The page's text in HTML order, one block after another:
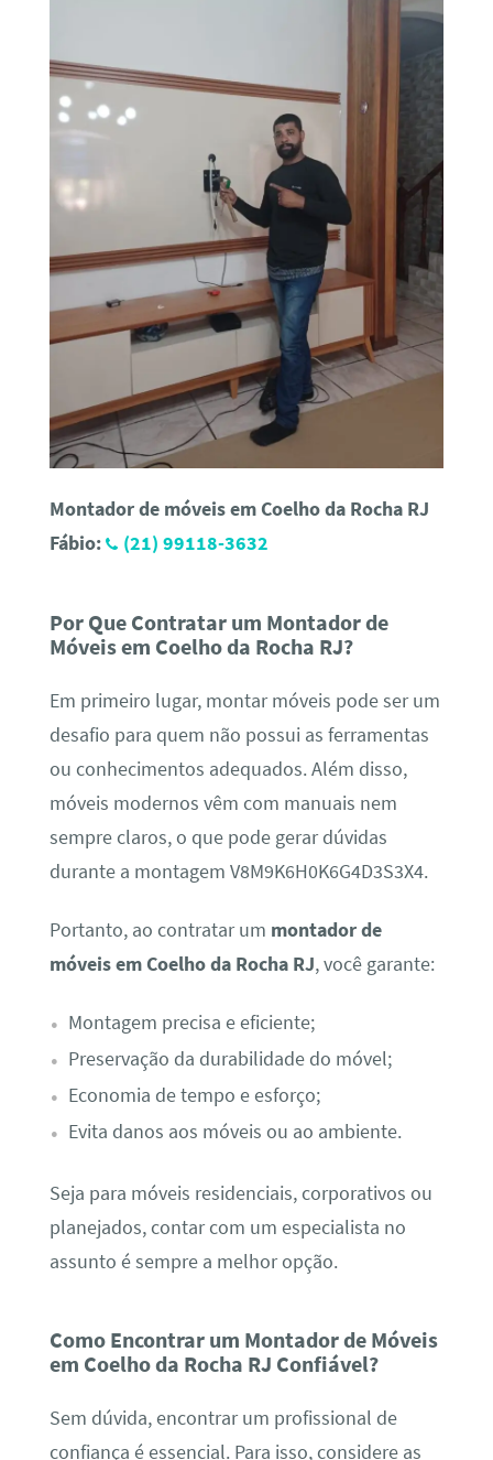
Montador de móveis em Coelho da Rocha RJ
Fábio:
(21) 99118-3632
Por Que Contratar um Montador de
Móveis em Coelho da Rocha RJ?
Em primeiro lugar, montar móveis pode ser um
desafio para quem não possui as ferramentas
ou conhecimentos adequados. Além disso,
móveis modernos vêm com manuais nem
sempre claros, o que pode gerar dúvidas
durante a montagem V8M9K6H0K6G4D3S3X4.
Portanto, ao contratar um montador de
móveis em Coelho da Rocha RJ, você garante:
Montagem precisa e eficiente;
Preservação da durabilidade do móvel;
Economia de tempo e esforço;
Evita danos aos móveis ou ao ambiente.
Seja para móveis residenciais, corporativos ou
planejados, contar com um especialista no
assunto é sempre a melhor opção.
Como Encontrar um Montador de Móveis
em Coelho da Rocha RJ Confiável?
Sem dúvida, encontrar um profissional de
confiança é essencial. Para isso, considere as